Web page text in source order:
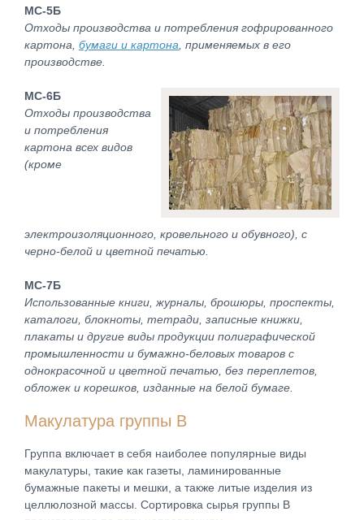
МС-5Б
Отходы производства и потребления гофрированного
картона, бумаги и картона, применяемых в его
производстве.
МС-6Б
Отходы производства
и потребления
картона всех видов
(кроме
электроизоляционного, кровельного и обувного), с
черно-белой и цветной печатью.
МС-7Б
Использованные книги, журналы, брошюры, проспекты,
каталоги, блокноты, тетради, записные книжки,
плакаты и другие виды продукции полиграфической
промышленности и бумажно-беловых товаров с
однокрасочной и цветной печатью, без переплетов,
обложек и корешков, изданные на белой бумаге.
Макулатура группы В
Группа включает в себя наиболее популярные виды
макулатуры, такие как газеты, ламинированные
бумажные пакеты и мешки, а также литые изделия из
целлюлозной массы. Сортировка сырья группы В